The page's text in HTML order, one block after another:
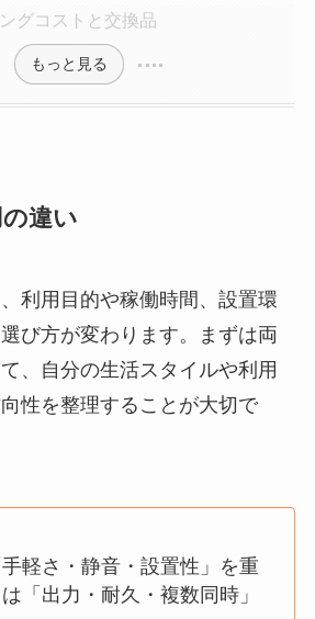
グコストと交換品
もっと見る
違い
利用目的や稼働時間、設置環
び方が変わります。まずは両
、自分の生活スタイルや利用
性を整理することが大切で
軽さ・静音・設置性」を重
「出力・耐久・複数同時」